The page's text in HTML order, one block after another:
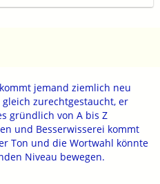
jemand ziemlich neu
zurechtgestaucht, er
gründlich von A bis Z
und Besserwisserei kommt
Ton und die Wortwahl könnte
Niveau bewegen.